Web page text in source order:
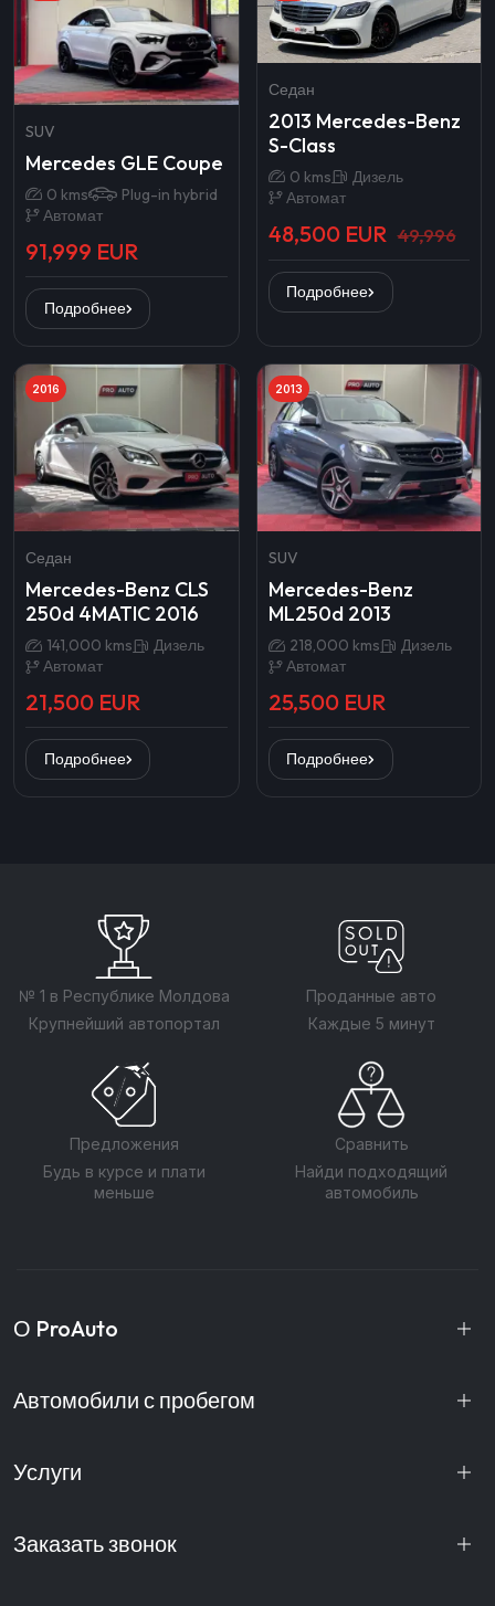
SUV
Mercedes GLE Coupe
0 kms
Plug-in hybrid
Автомат
91,999 EUR
Подробнее
Седан
2013 Mercedes-Benz
S-Class
0 kms
Дизель
Автомат
48,500 EUR 49,996
Подробнее
2016
Седан
Mercedes-Benz CLS
250d 4MATIC 2016
141,000 kms
Дизель
Автомат
21,500 EUR
Подробнее
2013
SUV
Mercedes-Benz
ML250d 2013
218,000 kms
Дизель
Автомат
25,500 EUR
Подробнее
№ 1 в Республике Молдова
Крупнейший автопортал
Проданные авто
Каждые 5 минут
Предложения
Будь в курсе и плати
меньше
Сравнить
Найди подходящий
автомобиль
О ProAuto
Автомобили с пробегом
Услуги
Заказать звонок